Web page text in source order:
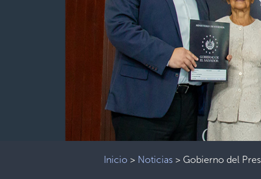
Inicio > Noticias > Gobierno del